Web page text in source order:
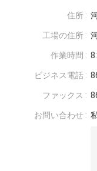
住所 :
工場の住所 :
作業時間 :
ビジネス電話 :
ファックス :
お問い合わせ :